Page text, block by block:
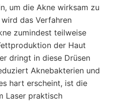
um die Akne wirksam zu
das Verfahren
zumindest teilweise
der Haut
dringt in diese Drüsen
Aknebakterien und
hart erscheint, ist die
Laser praktisch